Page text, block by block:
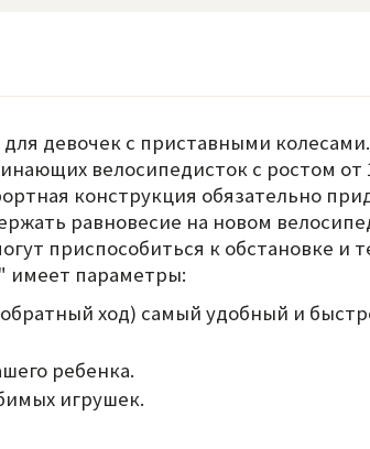
девочек с приставными
велосипедисток с ростом
конструкция обязательно
равновесие на новом
приспособиться к обстановке и
имеет параметры:
ход) самый удобный и
ребенка.
игрушек.